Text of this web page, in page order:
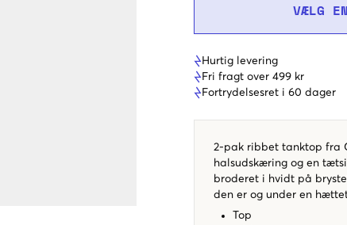
VÆLG
Hurtig levering
Fri fragt over 499 kr
Fortrydelsesret i 60 dager
2-pak ribbet tanktop fra
halsudskæring og en
broderet i hvidt på
den er og under en
Top